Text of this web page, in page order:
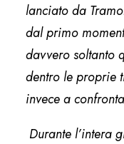
lanciato da
dal primo
davvero soltanto
dentro le proprie
invece a
Durante l’intera